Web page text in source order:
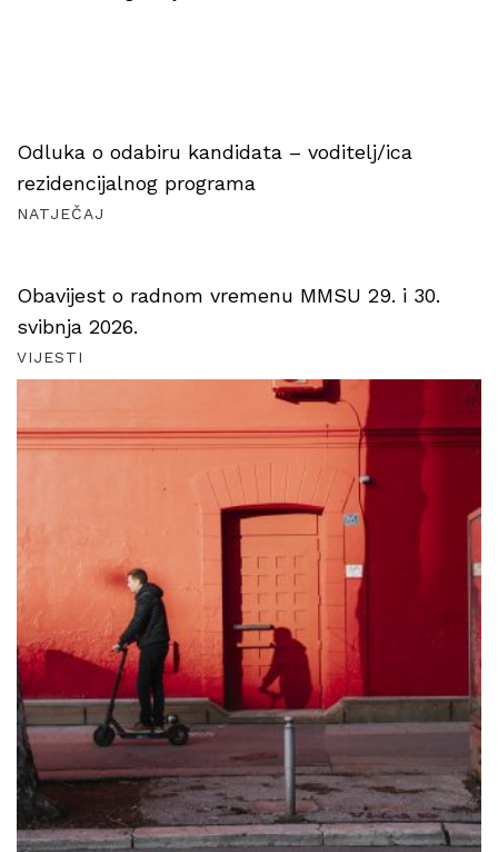
Odluka o odabiru kandidata – voditelj/ica
rezidencijalnog programa
NATJEČAJ
Obavijest o radnom vremenu MMSU 29. i 30.
svibnja 2026.
VIJESTI